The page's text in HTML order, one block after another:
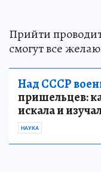
Прийти
смогут все
Над СССР
пришельцев:
искала и
НАУКА